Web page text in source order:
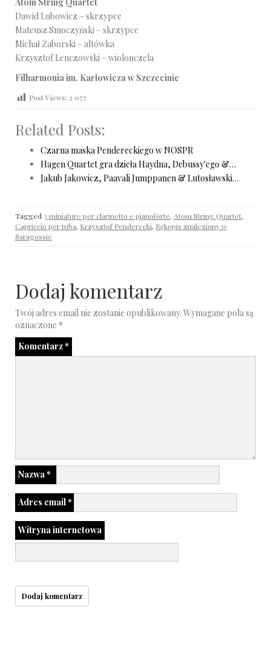
Atom String Quartet
Dawid Lubowicz – skrzypce
Mateusz Smoczyński – skrzypce
Michał Zaborski – altówka
Krzysztof Lenczowski – wiolonczela
Filharmonia im. Karłowicza w Szczecinie
Post Views: 2 077
Related Posts:
Czarna maska Pendereckiego w NOSPR
Hagen Quartet gra dzieła Haydna, Debussy'ego &…
Jakub Jakowicz, Paavali Jumppanen & Lutosławski…
Tagged 3 miniature per clarinetto e pianoforte, Atom String Quartet,
Capriccio per tuba, Krzysztof Penderecki, Rękopis znaleziony w
Saragossie
Dodaj komentarz
Twój adres email nie zostanie opublikowany. Wymagane pola są
oznaczone *
Komentarz*
Nazwa*
Adres email*
Witryna internetowa